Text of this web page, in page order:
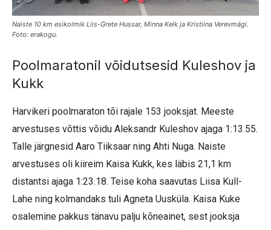
Naiste 10 km esikolmik Liis-Grete Hussar, Minna Kelk ja Kristiina Verevmägi.
Foto: erakogu.
Poolmaratonil võidutsesid Kuleshov ja
Kukk
Harvikeri poolmaraton tõi rajale 153 jooksjat. Meeste
arvestuses võttis võidu Aleksandr Kuleshov ajaga 1:13.55.
Talle järgnesid Aaro Tiiksaar ning Ahti Nuga. Naiste
arvestuses oli kiireim Kaisa Kukk, kes läbis 21,1 km
distantsi ajaga 1:23.18. Teise koha saavutas Liisa Kull-
Lahe ning kolmandaks tuli Agneta Uusküla. Kaisa Kuke
osalemine pakkus tänavu palju kõneainet, sest jooksja